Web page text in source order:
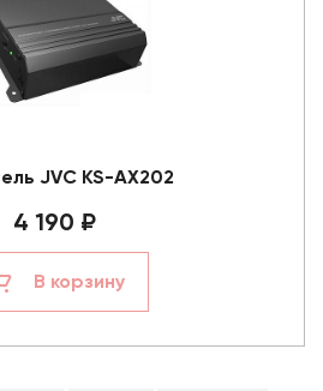
JVC KS-AX202
4 190 ₽
В корзину